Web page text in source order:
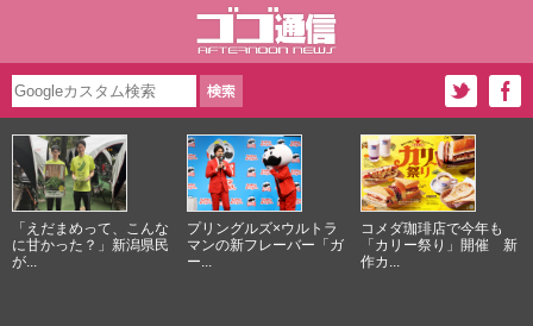
「えだまめって、こんな
に甘かった？」新潟県民
が...
プリングルズ×ウルトラ
マンの新フレーバー「ガ
ー...
コメダ珈琲店で今年も
「カリー祭り」開催 新
作カ...